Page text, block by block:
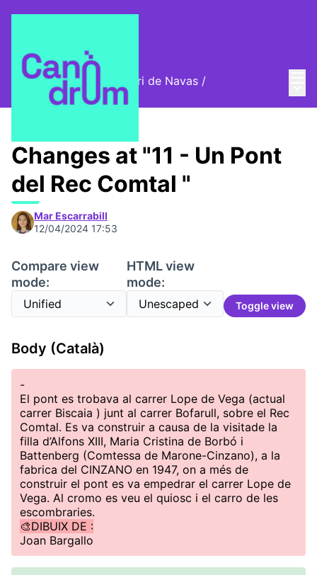
Cromos digitals del barri de Navas /
🦊 Digital stamps
Changes at "11 - Un Pont
del Rec Comtal "
Mar Escarrabill
12/04/2024 17:53
Compare view
mode:
HTML view
mode:
Toggle view
Body (Català)
-
El pont es trobava al carrer Lope de Vega (actual
carrer Biscaia ) junt al carrer Bofarull, sobre el Rec
Comtal. Es va construir a causa de la visitade la
filla d’Alfons XIII, Maria Cristina de Borbó i
Battenberg (Comtessa de Marone-Cinzano), a la
fabrica del CINZANO en 1947, on a més de
construir el pont es va empedrar el carrer Lope de
Vega. Al cromo es veu el quiosc i el carro de les
escombraries.
🎨DIBUIX DE :
Joan Bargallo